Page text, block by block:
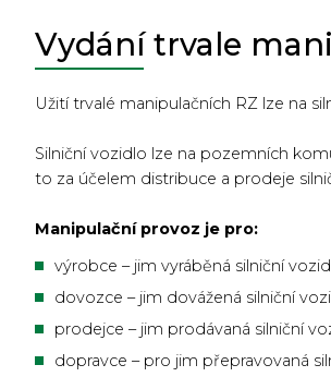
Vydání trvale
Užití trvalé manipulačních RZ lze na
Silniční vozidlo lze na pozemních
to za účelem distribuce a prodeje
Manipulační provoz je pro:
výrobce – jim vyráběná silniční
dovozce – jim dovážená silniční
prodejce – jim prodávaná silniční
dopravce – pro jim přepravovaná